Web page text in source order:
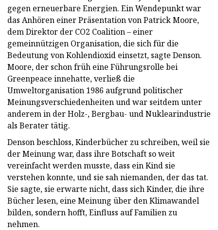
gegen erneuerbare Energien. Ein Wendepunkt war
das Anhören einer Präsentation von Patrick Moore,
dem Direktor der CO2 Coalition – einer
gemeinnützigen Organisation, die sich für die
Bedeutung von Kohlendioxid einsetzt, sagte Denson.
Moore, der schon früh eine Führungsrolle bei
Greenpeace innehatte, verließ die
Umweltorganisation 1986 aufgrund politischer
Meinungsverschiedenheiten und war seitdem unter
anderem in der Holz-, Bergbau- und Nuklearindustrie
als Berater tätig.
Denson beschloss, Kinderbücher zu schreiben, weil sie
der Meinung war, dass ihre Botschaft so weit
vereinfacht werden musste, dass ein Kind sie
verstehen konnte, und sie sah niemanden, der das tat.
Sie sagte, sie erwarte nicht, dass sich Kinder, die ihre
Bücher lesen, eine Meinung über den Klimawandel
bilden, sondern hofft, Einfluss auf Familien zu
nehmen.